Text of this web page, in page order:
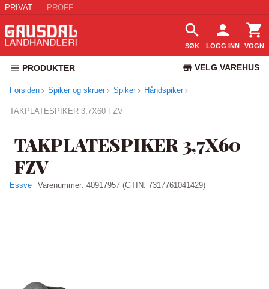
PRIVAT PROFF
SØK LOGG INN VOGN
PRODUKTER VELG VAREHUS
Forsiden Spiker og skruer Spiker Håndspiker
TAKPLATESPIKER 3,7X60 FZV
TAKPLATESPIKER 3,7X60
FZV
Essve Varenummer: 40917957 (GTIN: 7317761041429)